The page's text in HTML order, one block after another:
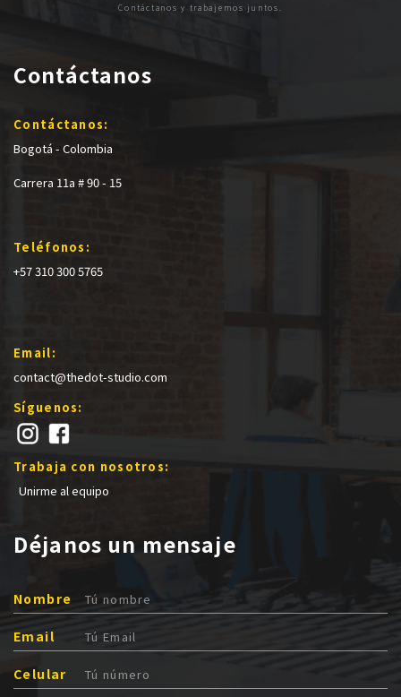
Contáctanos y trabajemos juntos.
Contáctanos
Contáctanos:
Bogotá - Colombia
Carrera 11a # 90 - 15
Teléfonos:
+57 310 300 5765
Email:
contact@thedot-studio.com
Síguenos:
Trabaja con nosotros:
Unirme al equipo
Déjanos un mensaje
Nombre
Email
Celular